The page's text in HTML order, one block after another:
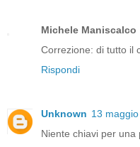
Michele Maniscalco
Correzione: di tutto il
Rispondi
Unknown 13
Niente chiavi per una